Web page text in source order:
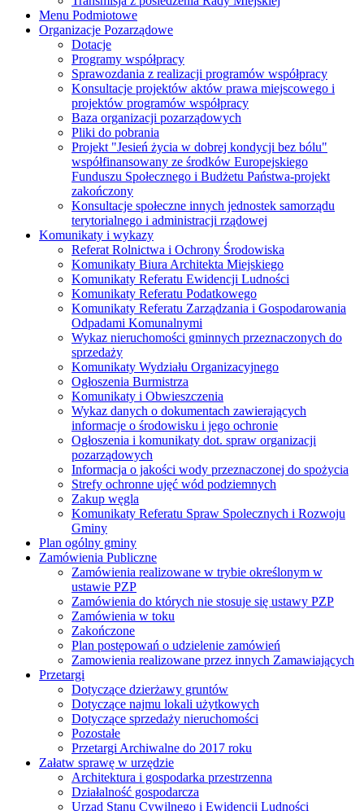
Menu Podmiotowe
Organizacje Pozarządowe
Dotacje
Programy współpracy
Sprawozdania z realizacji programów współpracy
Konsultacje projektów aktów prawa miejscowego i
projektów programów współpracy
Baza organizacji pozarządowych
Pliki do pobrania
Projekt "Jesień życia w dobrej kondycji bez bólu"
współfinansowany ze środków Europejskiego
Funduszu Społecznego i Budżetu Państwa-projekt
zakończony
Konsultacje społeczne innych jednostek samorządu
terytorialnego i administracji rządowej
Komunikaty i wykazy
Referat Rolnictwa i Ochrony Środowiska
Komunikaty Biura Architekta Miejskiego
Komunikaty Referatu Ewidencji Ludności
Komunikaty Referatu Podatkowego
Komunikaty Referatu Zarządzania i Gospodarowania
Odpadami Komunalnymi
Wykaz nieruchomości gminnych przeznaczonych do
sprzedaży
Komunikaty Wydziału Organizacyjnego
Ogłoszenia Burmistrza
Komunikaty i Obwieszczenia
Wykaz danych o dokumentach zawierających
informacje o środowisku i jego ochronie
Ogłoszenia i komunikaty dot. spraw organizacji
pozarządowych
Informacja o jakości wody przeznaczonej do spożycia
Strefy ochronne ujęć wód podziemnych
Zakup węgla
Komunikaty Referatu Spraw Spolecznych i Rozwoju
Gminy
Plan ogólny gminy
Zamówienia Publiczne
Zamówienia realizowane w trybie określonym w
ustawie PZP
Zamówienia do których nie stosuje się ustawy PZP
Zamówienia w toku
Zakończone
Plan postępowań o udzielenie zamówień
Zamowienia realizowane przez innych Zamawiających
Przetargi
Dotyczące dzierżawy gruntów
Dotyczące najmu lokali użytkowych
Dotyczące sprzedaży nieruchomości
Pozostałe
Przetargi Archiwalne do 2017 roku
Załatw sprawę w urzędzie
Architektura i gospodarka przestrzenna
Działalność gospodarcza
Urząd Stanu Cywilnego i Ewidencji Ludności